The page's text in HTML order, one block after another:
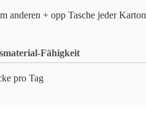
anderen + opp Tasche jeder Karton
Fähigkeit
pro Tag